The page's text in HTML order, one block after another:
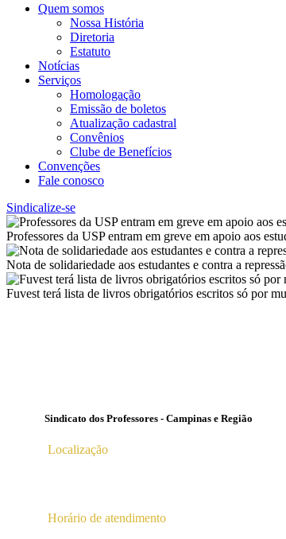
Quem somos
Nossa História
Diretoria
Estatuto
Notícias
Serviços
Homologação
Emissão de boletos
Atualização cadastral
Convênios
Clube de Benefícios
Convenções
Fale conosco
Sindicalize-se
Professores da USP entram em greve em apoio aos
Nota de solidariedade aos estudantes e contra a
Fuvest terá lista de livros obrigatórios escritos só por
Sindicato dos Professores - Campinas e Região
Localização
Horário de atendimento